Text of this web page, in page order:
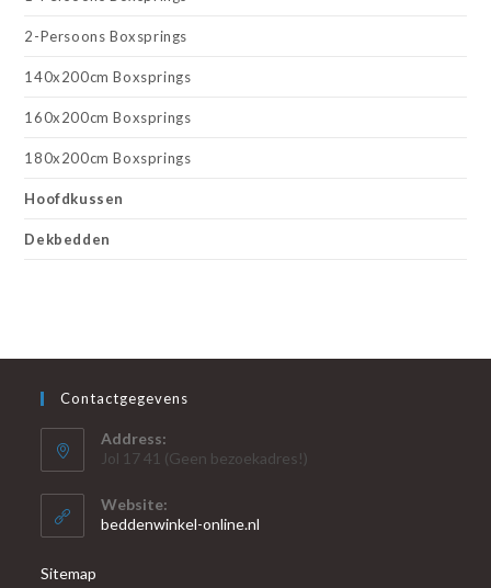
2-Persoons Boxsprings
140x200cm Boxsprings
160x200cm Boxsprings
180x200cm Boxsprings
Hoofdkussen
Dekbedden
Contactgegevens
Address:
Jol 17 41 (Geen bezoekadres!)
Website:
beddenwinkel-online.nl
Sitemap